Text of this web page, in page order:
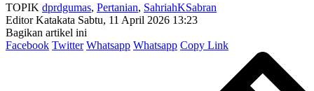
TOPIK dprdgumas, Pertanian, SahriahKSabran
Editor Katakata Sabtu, 11 April 2026 13:23
Bagikan artikel ini
Facebook Twitter Whatsapp Whatsapp Copy Link